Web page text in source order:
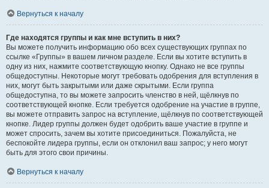
Вернуться к началу
Где находятся группы и как мне вступить в них?
Вы можете получить информацию обо всех существующих группах по
ссылке «Группы» в вашем личном разделе. Если вы хотите вступить в
одну из них, нажмите соответствующую кнопку. Однако не все группы
общедоступны. Некоторые могут требовать одобрения для вступления в
них, могут быть закрытыми или даже скрытыми. Если группа
общедоступна, то вы можете запросить членство в ней, щёлкнув по
соответствующей кнопке. Если требуется одобрение на участие в группе,
вы можете отправить запрос на вступление, щёлкнув по соответствующей
кнопке. Лидер группы должен будет одобрить ваше участие в группе и
может спросить, зачем вы хотите присоединиться. Пожалуйста, не
беспокойте лидера группы, если он отклонил ваш запрос; у него могут
быть для этого свои причины.
Вернуться к началу